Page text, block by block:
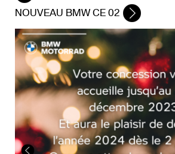
NOUVEAU BMW CE 02